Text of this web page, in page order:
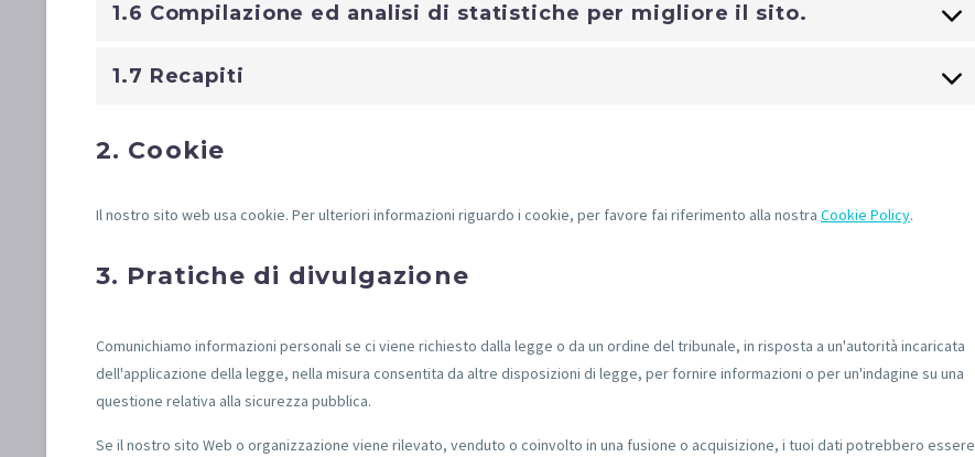
1.6 Compilazione ed analisi di statistiche per migliore il sito.
1.7 Recapiti
2. Cookie
Il nostro sito web usa cookie. Per ulteriori informazioni riguardo i cookie, per favore fai riferimento alla nostra Cookie Policy.
3. Pratiche di divulgazione
Comunichiamo informazioni personali se ci viene richiesto dalla legge o da un ordine del tribunale, in risposta a un'autorità incaricata
dell'applicazione della legge, nella misura consentita da altre disposizioni di legge, per fornire informazioni o per un'indagine su una
questione relativa alla sicurezza pubblica.
Se il nostro sito Web o organizzazione viene rilevato, venduto o coinvolto in una fusione o acquisizione, i tuoi dati potrebbero essere